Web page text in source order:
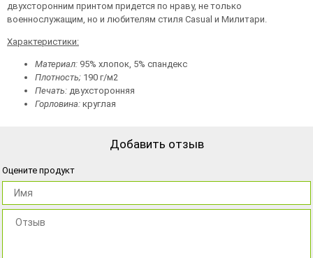
двухсторонним принтом придется по нраву, не только
военнослужащим, но и любителям стиля Casual и Милитари.
Характеристики:
Материал: 95% хлопок, 5% спандекс
Плотность; 190 г/м2
Печать: двухсторонняя
Горловина: круглая
Добавить отзыв
Оцените продукт